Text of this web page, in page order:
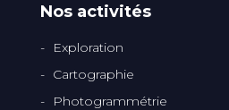
Nos activités
Exploration
Cartographie
Photogrammétrie